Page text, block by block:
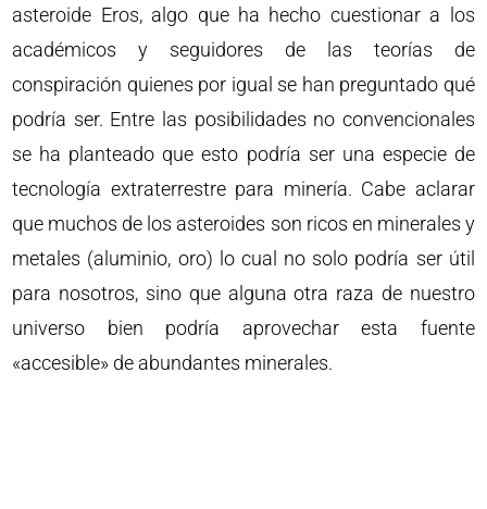
asteroide Eros, algo que ha hecho cuestionar a los
académicos y seguidores de las teorías de
conspiración quienes por igual se han preguntado qué
podría ser. Entre las posibilidades no convencionales
se ha planteado que esto podría ser una especie de
tecnología extraterrestre para minería. Cabe aclarar
que muchos de los asteroides son ricos en minerales y
metales (aluminio, oro) lo cual no solo podría ser útil
para nosotros, sino que alguna otra raza de nuestro
universo bien podría aprovechar esta fuente
«accesible» de abundantes minerales.